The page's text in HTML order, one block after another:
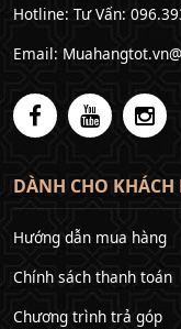
Hotline: Tư Vấn:
Email:
DÀNH CHO KHÁCH
Hướng dẫn mua hàng
Chính sách thanh toán
Chương trình trả góp